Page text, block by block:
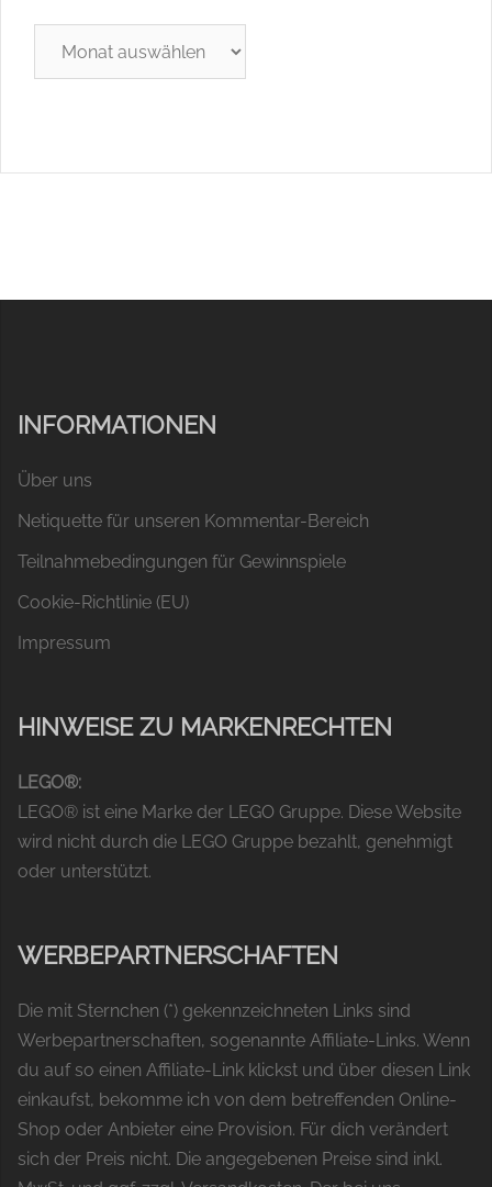
INFORMATIONEN
Über uns
Netiquette für unseren Kommentar-Bereich
Teilnahmebedingungen für Gewinnspiele
Cookie-Richtlinie (EU)
Impressum
HINWEISE ZU MARKENRECHTEN
LEGO®:
LEGO® ist eine Marke der LEGO Gruppe. Diese Website
wird nicht durch die LEGO Gruppe bezahlt, genehmigt
oder unterstützt.
WERBEPARTNERSCHAFTEN
Die mit Sternchen (*) gekennzeichneten Links sind
Werbepartnerschaften, sogenannte Affiliate-Links. Wenn
du auf so einen Affiliate-Link klickst und über diesen Link
einkaufst, bekomme ich von dem betreffenden Online-
Shop oder Anbieter eine Provision. Für dich verändert
sich der Preis nicht. Die angegebenen Preise sind inkl.